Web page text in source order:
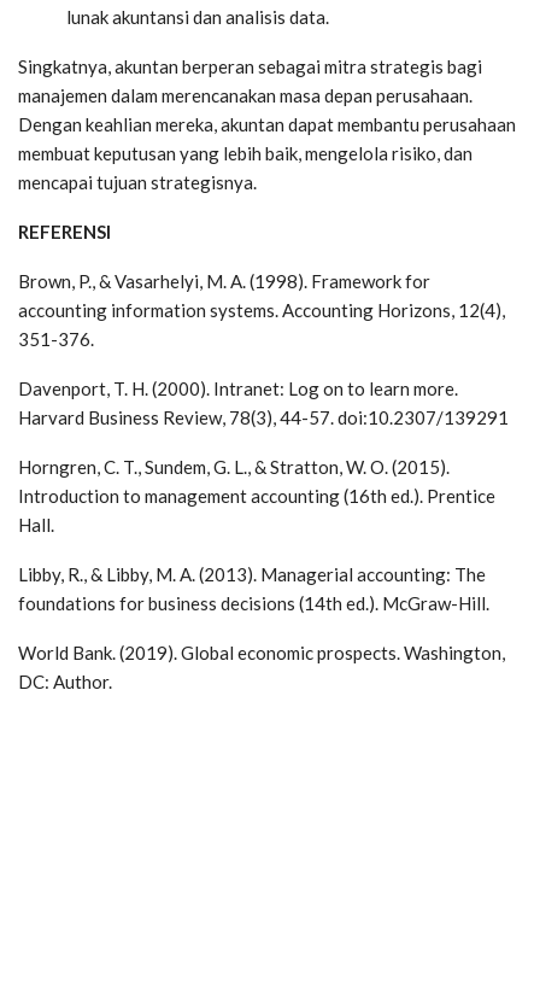
lunak akuntansi dan analisis data.
Singkatnya, akuntan berperan sebagai mitra strategis bagi
manajemen dalam merencanakan masa depan perusahaan.
Dengan keahlian mereka, akuntan dapat membantu perusahaan
membuat keputusan yang lebih baik, mengelola risiko, dan
mencapai tujuan strategisnya.
REFERENSI
Brown, P., & Vasarhelyi, M. A. (1998). Framework for
accounting information systems. Accounting Horizons, 12(4),
351-376.
Davenport, T. H. (2000). Intranet: Log on to learn more.
Harvard Business Review, 78(3), 44-57. doi:10.2307/139291
Horngren, C. T., Sundem, G. L., & Stratton, W. O. (2015).
Introduction to management accounting (16th ed.). Prentice
Hall.
Libby, R., & Libby, M. A. (2013). Managerial accounting: The
foundations for business decisions (14th ed.). McGraw-Hill.
World Bank. (2019). Global economic prospects. Washington,
DC: Author.